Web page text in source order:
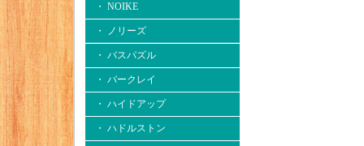
・ NOIKE
・ ノリーズ
・ バスパズル
・ バークレイ
・ ハイドアップ
・ ハドルストン